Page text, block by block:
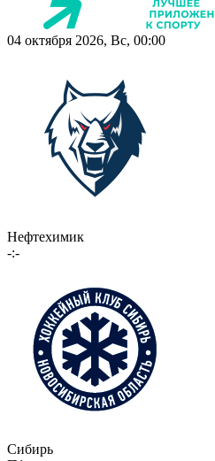
04 октября 2026, Вс, 00:00
Нефтехимик
-:-
Сибирь